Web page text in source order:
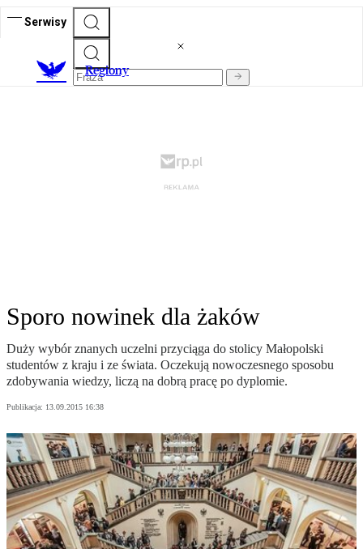
Serwisy
Regiony
Sporo nowinek dla żaków
Duży wybór znanych uczelni przyciąga do stolicy Małopolski
studentów z kraju i ze świata. Oczekują nowoczesnego sposobu
zdobywania wiedzy, liczą na dobrą pracę po dyplomie.
Publikacja: 13.09.2015 16:38